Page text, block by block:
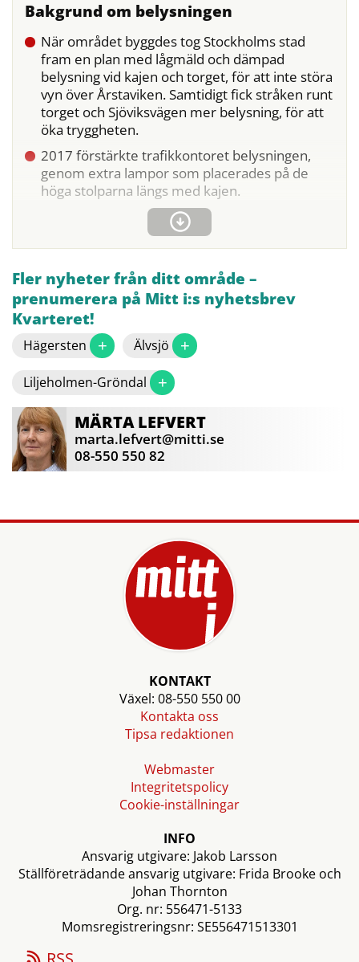
Bakgrund om belysningen
När området byggdes tog Stockholms stad
fram en plan med lågmäld och dämpad
belysning vid kajen och torget, för att inte störa
vyn över Årstaviken. Samtidigt fick stråken runt
torget och Sjöviksvägen mer belysning, för att
öka tryggheten.
2017 förstärkte trafikkontoret belysningen,
genom extra lampor som placerades på de
höga stolparna längs med kajen.
Fler nyheter från ditt område –
prenumerera på Mitt i:s nyhetsbrev
Kvarteret!
Hägersten + Älvsjö +
Liljeholmen-Gröndal +
MÄRTALEFVERT
marta.lefvert@mitti.se
08-550 550 82
KONTAKT
Växel: 08-550 550 00
Kontakta oss
Tipsa redaktionen
Webmaster
Integritetspolicy
Cookie-inställningar
INFO
Ansvarig utgivare: Jakob Larsson
Ställföreträdande ansvarig utgivare: Frida Brooke och
Johan Thornton
Org. nr: 556471-5133
Momsregistreringsnr: SE556471513301